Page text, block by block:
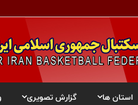
استان ها گزارش تصویری